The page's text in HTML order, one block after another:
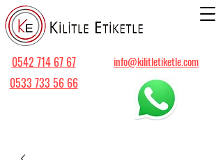
info@kilitletiketle.com
0542 714 67 67
0533 733 56 66